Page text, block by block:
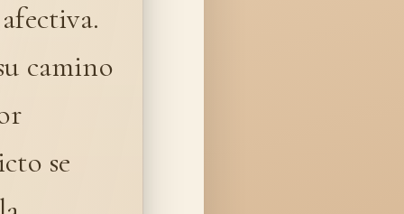
camino
se